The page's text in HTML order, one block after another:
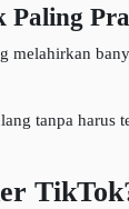
Paling
tanpa harus